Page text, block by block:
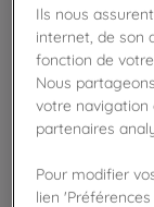
Ils nous
internet, de son
fonction de
Nous
votre navigation
partenaires
Pour modifier
lien